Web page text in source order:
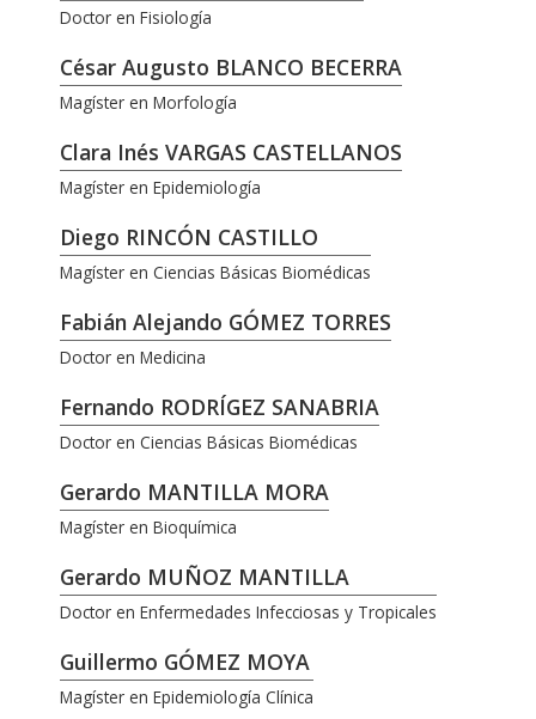
Doctor en Fisiología
César Augusto BLANCO BECERRA
Magíster en Morfología
Clara Inés VARGAS CASTELLANOS
Magíster en Epidemiología
Diego RINCÓN CASTILLO
Magíster en Ciencias Básicas Biomédicas
Fabián Alejando GÓMEZ TORRES
Doctor en Medicina
Fernando RODRÍGEZ SANABRIA
Doctor en Ciencias Básicas Biomédicas
Gerardo MANTILLA MORA
Magíster en Bioquímica
Gerardo MUÑOZ MANTILLA
Doctor en Enfermedades Infecciosas y Tropicales
Guillermo GÓMEZ MOYA
Magíster en Epidemiología Clínica